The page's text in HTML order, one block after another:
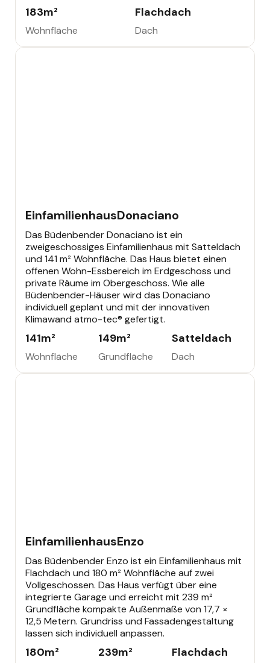
183m²
Wohnfläche
Flachdach
Dach
EinfamilienhausDonaciano
Das Büdenbender Donaciano ist ein
zweigeschossiges Einfamilienhaus mit Satteldach
und 141 m² Wohnfläche. Das Haus bietet einen
offenen Wohn-Essbereich im Erdgeschoss und
private Räume im Obergeschoss. Wie alle
Büdenbender-Häuser wird das Donaciano
individuell geplant und mit der innovativen
Klimawand atmo-tec® gefertigt.
141m²
Wohnfläche
149m²
Grundfläche
Satteldach
Dach
EinfamilienhausEnzo
Das Büdenbender Enzo ist ein Einfamilienhaus mit
Flachdach und 180 m² Wohnfläche auf zwei
Vollgeschossen. Das Haus verfügt über eine
integrierte Garage und erreicht mit 239 m²
Grundfläche kompakte Außenmaße von 17,7 ×
12,5 Metern. Grundriss und Fassadengestaltung
lassen sich individuell anpassen.
180m² 239m² Flachdach